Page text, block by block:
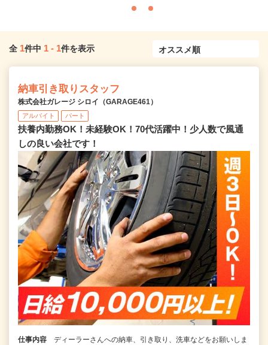
全 1件中 1 - 1件を表示
納車引き取りスタッフ
株式会社ガレージ シロイ（GARAGE461）
アルバイト パート
扶養内勤務OK！未経験OK！70代活躍中！少人数で風通
しの良い会社です！
仕事内容
ディーラーさんへの納車、引き取り、洗車などをお願いしま